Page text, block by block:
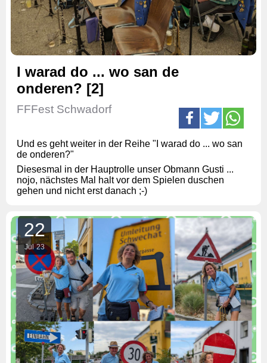
I warad do ... wo san de
onderen? [2]
FFFest Schwadorf
Und es geht weiter in der Reihe "I warad do ... wo san
de onderen?"
Diesesmal in der Hauptrolle unser Obmann Gusti ...
nojo, nächstes Mal halt vor dem Spielen duschen
gehen und nicht erst danach ;-)
22
Jul 23